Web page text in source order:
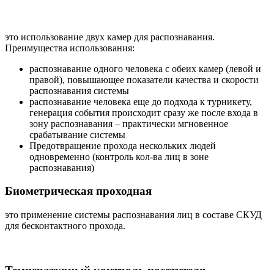
это использование двух камер для распознавания.
Преимущества использования:
распознавание одного человека с обеих камер (левой и
правой), повышающее показатели качества и скорости
распознавания системы
распознавание человека еще до подхода к турникету,
генерация события происходит сразу же после входа в
зону распознавания – практически мгновенное
срабатывание системы
Предотвращение прохода нескольких людей
одновременно (контроль кол-ва лиц в зоне
распознавания)
Биометрическая проходная
это применение системы распознавания лиц в составе СКУД
для бесконтактного прохода.